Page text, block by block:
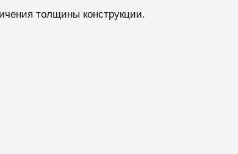
толщины конструкции.